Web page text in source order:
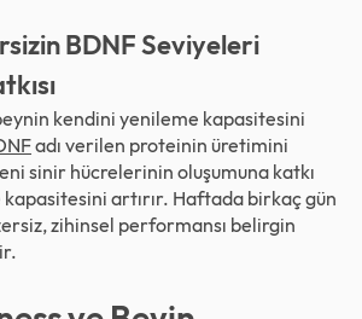
BDNF Seviyeleri
kendini yenileme kapasitesini
adı verilen proteinin üretimini
sinir hücrelerinin oluşumuna katkı
artırır. Haftada birkaç gün
zihinsel performansı belirgin